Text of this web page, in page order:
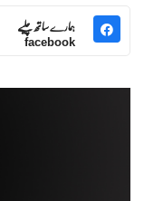
ہمارے ساتھ چلیے
facebook